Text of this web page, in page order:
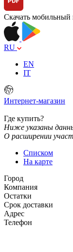
Скачать мобильный
RU
EN
IT
Интернет-магазин
Где купить?
Ниже указаны
О расширении
Списком
На карте
Город
Компания
Остатки
Срок доставки
Адрес
Телефон